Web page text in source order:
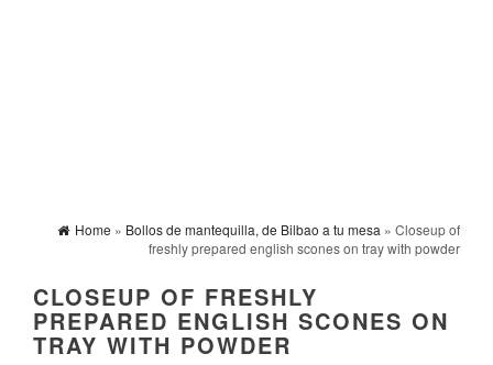
Home » Bollos de mantequilla, de Bilbao a tu mesa » Closeup of
freshly prepared english scones on tray with powder
CLOSEUP OF FRESHLY
PREPARED ENGLISH SCONES ON
TRAY WITH POWDER